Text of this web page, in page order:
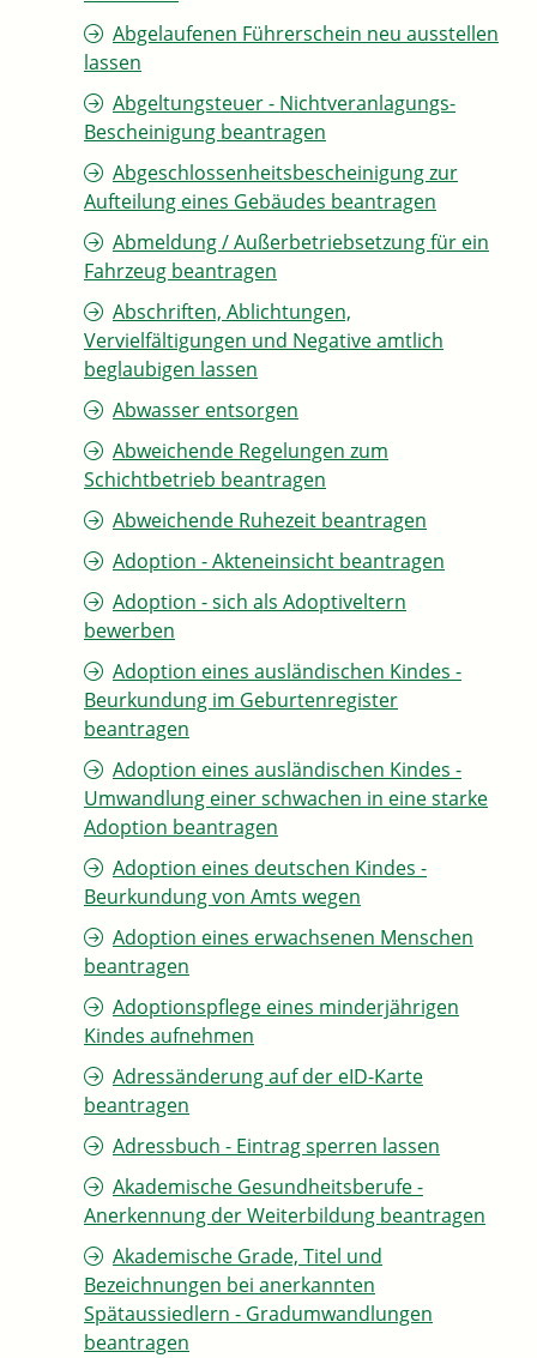
Abgelaufenen Führerschein neu ausstellen
lassen
Abgeltungsteuer - Nichtveranlagungs-
Bescheinigung beantragen
Abgeschlossenheitsbescheinigung zur
Aufteilung eines Gebäudes beantragen
Abmeldung / Außerbetriebsetzung für ein
Fahrzeug beantragen
Abschriften, Ablichtungen,
Vervielfältigungen und Negative amtlich
beglaubigen lassen
Abwasser entsorgen
Abweichende Regelungen zum
Schichtbetrieb beantragen
Abweichende Ruhezeit beantragen
Adoption - Akteneinsicht beantragen
Adoption - sich als Adoptiveltern
bewerben
Adoption eines ausländischen Kindes -
Beurkundung im Geburtenregister
beantragen
Adoption eines ausländischen Kindes -
Umwandlung einer schwachen in eine starke
Adoption beantragen
Adoption eines deutschen Kindes -
Beurkundung von Amts wegen
Adoption eines erwachsenen Menschen
beantragen
Adoptionspflege eines minderjährigen
Kindes aufnehmen
Adressänderung auf der eID-Karte
beantragen
Adressbuch - Eintrag sperren lassen
Akademische Gesundheitsberufe -
Anerkennung der Weiterbildung beantragen
Akademische Grade, Titel und
Bezeichnungen bei anerkannten
Spätaussiedlern - Gradumwandlungen
beantragen